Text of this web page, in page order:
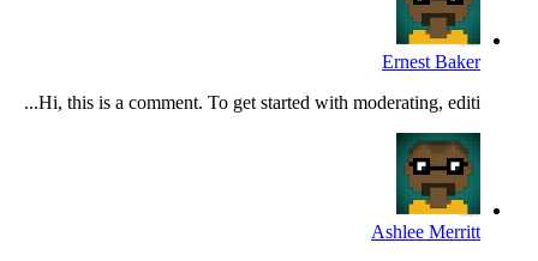
Ernest Baker
Hi, this is a comment. To get started with moderating, editi...
Ashlee Merritt